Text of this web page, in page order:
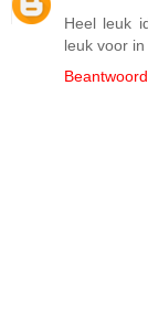
Heel leuk
leuk voor